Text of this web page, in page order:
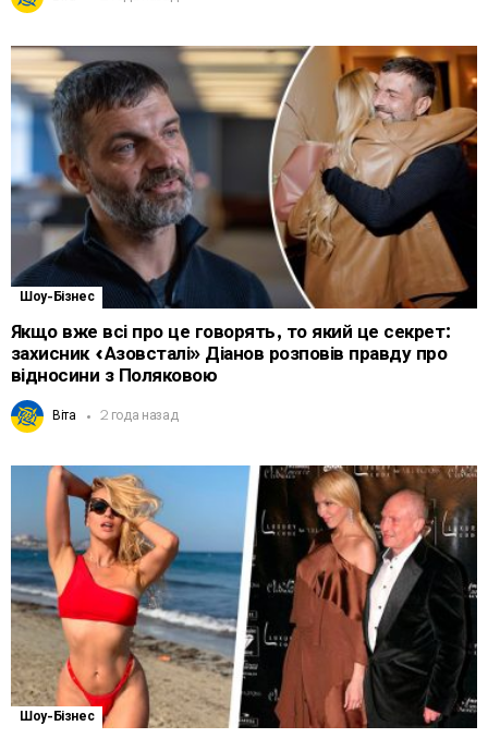
Шоу-Бізнес
Якщо вже всі про це говорять, то який це секрет:
захисник «Азовсталі» Діанов розповів правду про
відносини з Поляковою
Віта 2 года назад
Шоу-Бізнес